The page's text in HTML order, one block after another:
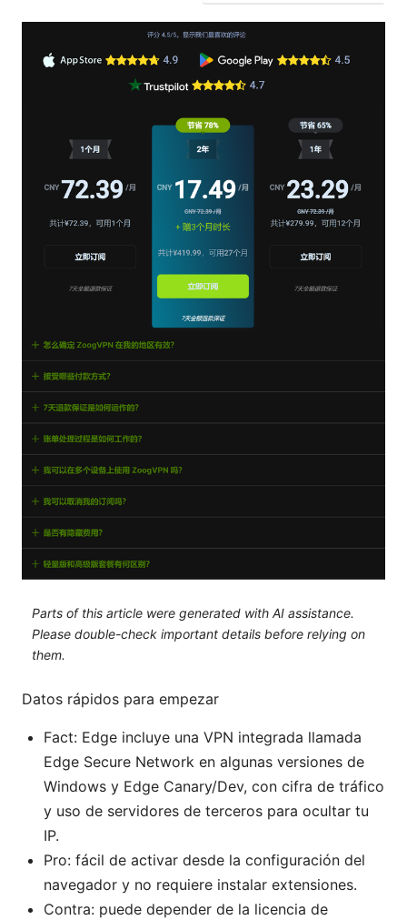
Parts of this article were generated with AI assistance.
Please double-check important details before relying on
them.
Datos rápidos para empezar
Fact: Edge incluye una VPN integrada llamada
Edge Secure Network en algunas versiones de
Windows y Edge Canary/Dev, con cifra de tráfico
y uso de servidores de terceros para ocultar tu
IP.
Pro: fácil de activar desde la configuración del
navegador y no requiere instalar extensiones.
Contra: puede depender de la licencia de